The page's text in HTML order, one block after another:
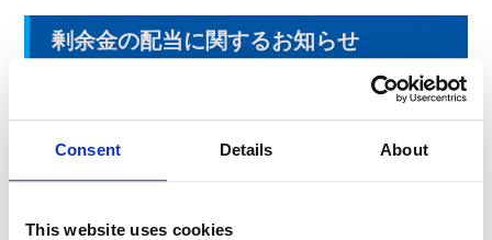
Consent Details About
This website uses cookies
剰余金の配当に関するお知らせ
本日、東京証券取引所にて「剰余金の配当に関するお知らせ」
を発表しました。